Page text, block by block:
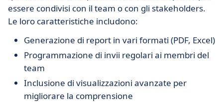
essere condivisi con il team o con gli stakeholders.
Le loro caratteristiche includono:
Generazione di report in vari formati (PDF, Excel)
Programmazione di invii regolari ai membri del
team
Inclusione di visualizzazioni avanzate per
migliorare la comprensione